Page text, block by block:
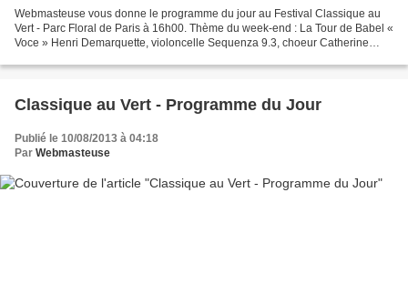
Webmasteuse vous donne le programme du jour au Festival Classique au
Vert - Parc Floral de Paris à 16h00. Thème du week-end : La Tour de Babel «
Voce » Henri Demarquette, violoncelle Sequenza 9.3, choeur Catherine
Classique au Vert - Programme du Jour
Publié le 10/08/2013 à 04:18
Par Webmasteuse